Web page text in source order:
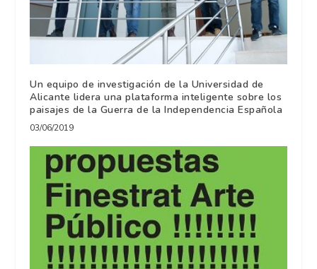
Un equipo de investigación de la Universidad de
Alicante lidera una plataforma inteligente sobre los
paisajes de la Guerra de la Independencia Española
03/06/2019